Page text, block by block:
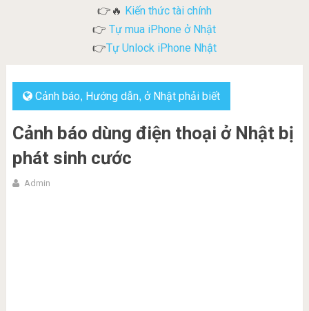
👉🔥 Kiến thức tài chính
👉 Tự mua iPhone ở Nhật
👉Tự Unlock iPhone Nhật
Cảnh báo, Hướng dẫn, ở Nhật phải biết
Cảnh báo dùng điện thoại ở Nhật bị
phát sinh cước
Admin